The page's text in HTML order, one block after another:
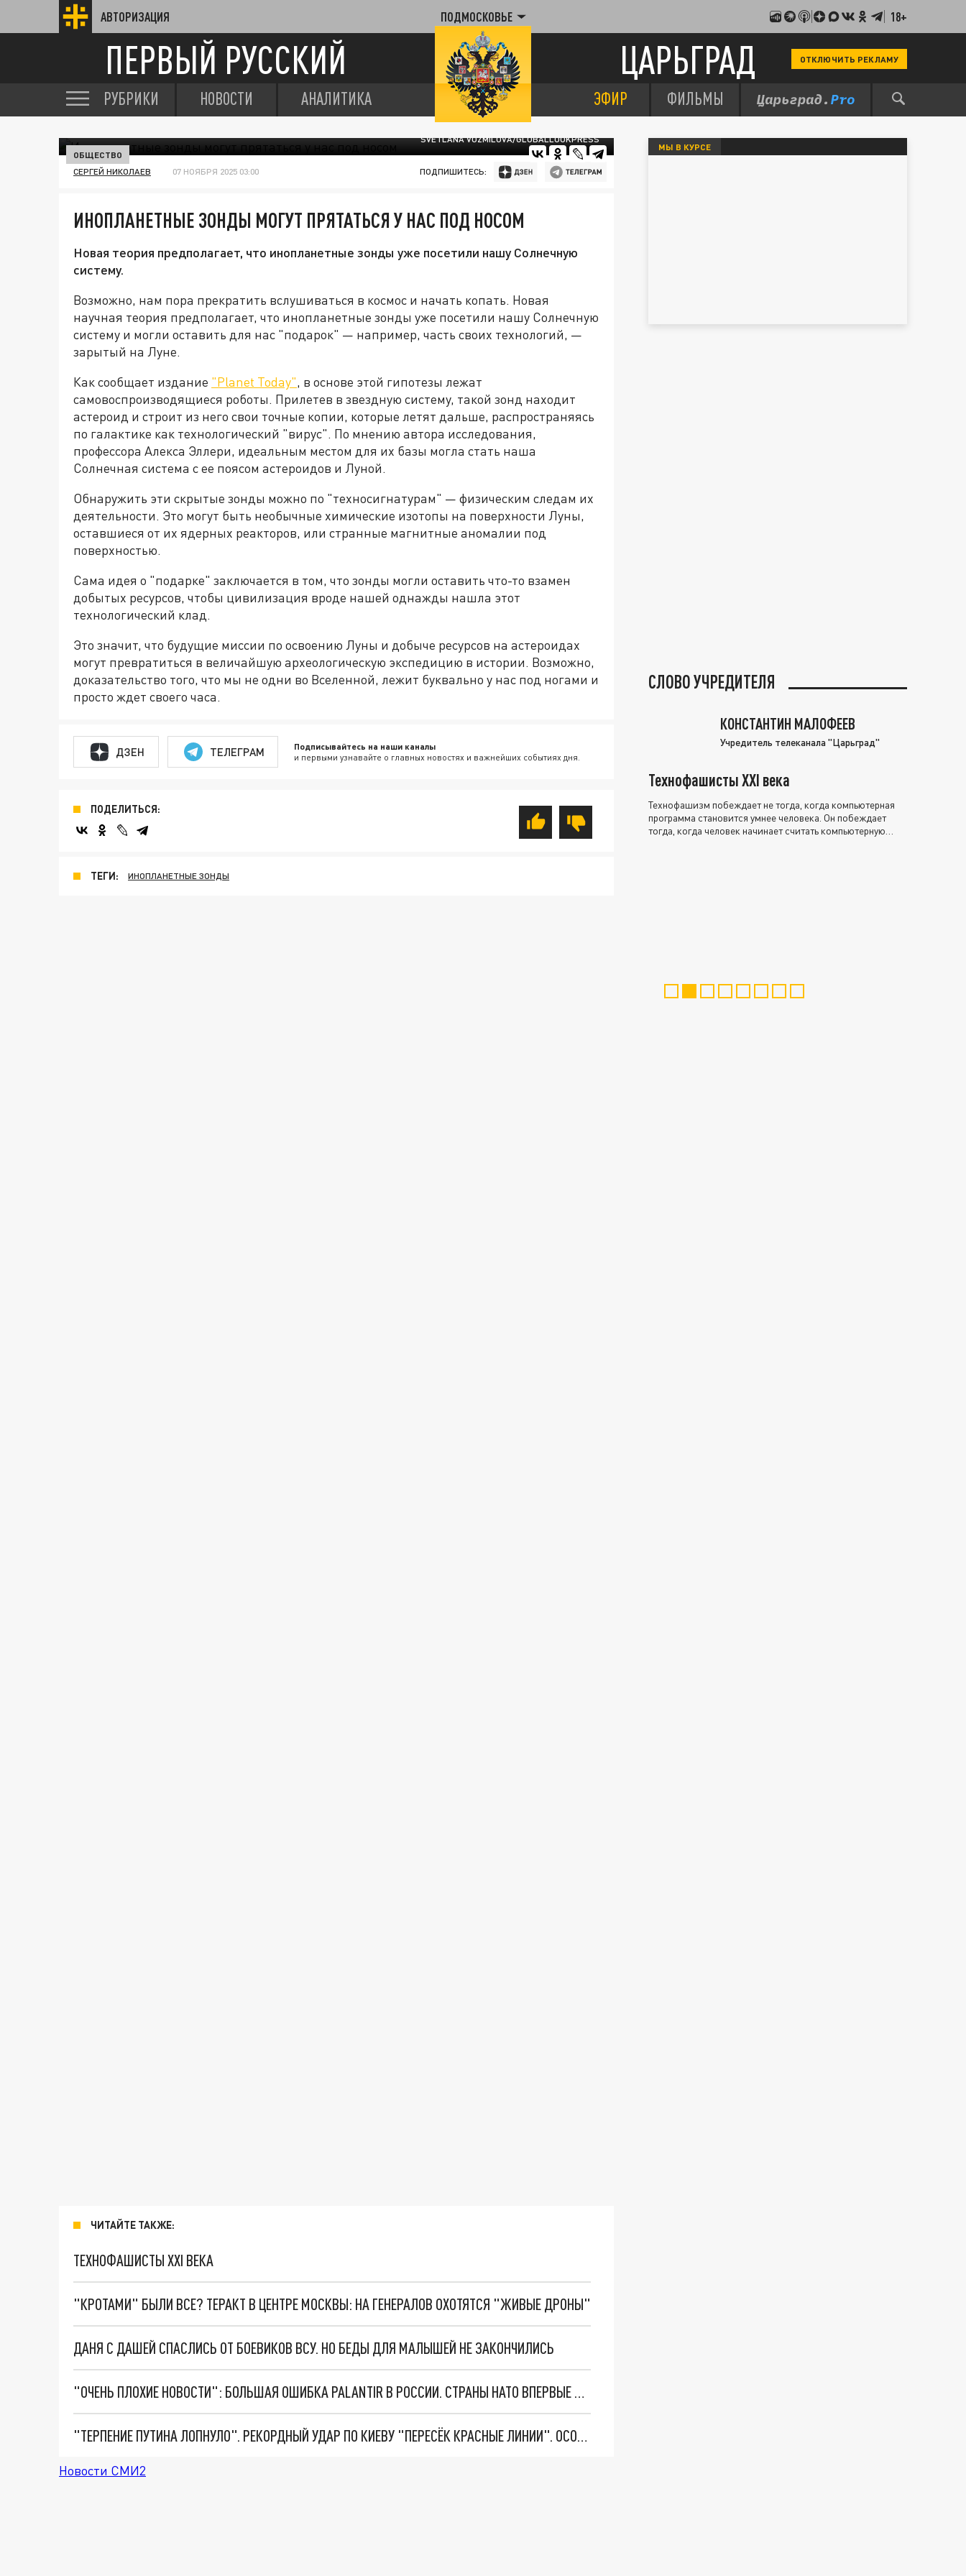
АВТОРИЗАЦИЯ ПОДМОСКОВЬЕ 18+
ПЕРВЫЙ РУССКИЙ ЦАРЬГРАД ОТКЛЮЧИТЬ РЕКЛАМУ
РУБРИКИ НОВОСТИ АНАЛИТИКА ЭФИР ФИЛЬМЫ
SVETLANA VOZMILOVA/GLOBALLOOKPRESS
ОБЩЕСТВО
СЕРГЕЙ НИКОЛАЕВ 07 НОЯБРЯ 2025 03:00 ПОДПИШИТЕСЬ:
ИНОПЛАНЕТНЫЕ ЗОНДЫ МОГУТ ПРЯТАТЬСЯ У НАС ПОД НОСОМ
Новая теория предполагает, что инопланетные зонды уже посетили нашу Солнечную
систему.
Возможно, нам пора прекратить вслушиваться в космос и начать копать. Новая
научная теория предполагает, что инопланетные зонды уже посетили нашу Солнечную
систему и могли оставить для нас "подарок" — например, часть своих технологий, —
зарытый на Луне.
Как сообщает издание "Planet Today", в основе этой гипотезы лежат
самовоспроизводящиеся роботы. Прилетев в звездную систему, такой зонд находит
астероид и строит из него свои точные копии, которые летят дальше, распространяясь
по галактике как технологический "вирус". По мнению автора исследования,
профессора Алекса Эллери, идеальным местом для их базы могла стать наша
Солнечная система с ее поясом астероидов и Луной.
Обнаружить эти скрытые зонды можно по "техносигнатурам" — физическим следам их
деятельности. Это могут быть необычные химические изотопы на поверхности Луны,
оставшиеся от их ядерных реакторов, или странные магнитные аномалии под
поверхностью.
Сама идея о "подарке" заключается в том, что зонды могли оставить что-то взамен
добытых ресурсов, чтобы цивилизация вроде нашей однажды нашла этот
технологический клад.
Это значит, что будущие миссии по освоению Луны и добыче ресурсов на астероидах
могут превратиться в величайшую археологическую экспедицию в истории. Возможно,
доказательство того, что мы не одни во Вселенной, лежит буквально у нас под ногами и
просто ждет своего часа.
ДЗЕН ТЕЛЕГРАМ Подписывайтесь на наши каналы
и первыми узнавайте о главных новостях и важнейших событиях дня.
ПОДЕЛИТЬСЯ:
ТЕГИ: ИНОПЛАНЕТНЫЕ ЗОНДЫ
ЧИТАЙТЕ ТАКЖЕ:
ТЕХНОФАШИСТЫ XXI ВЕКА
"КРОТАМИ" БЫЛИ ВСЕ? ТЕРАКТ В ЦЕНТРЕ МОСКВЫ: НА ГЕНЕРАЛОВ ОХОТЯТСЯ "ЖИВЫЕ ДРОНЫ"
ДАНЯ С ДАШЕЙ СПАСЛИСЬ ОТ БОЕВИКОВ ВСУ. НО БЕДЫ ДЛЯ МАЛЫШЕЙ НЕ ЗАКОНЧИЛИСЬ
"ОЧЕНЬ ПЛОХИЕ НОВОСТИ": БОЛЬШАЯ ОШИБКА PALANTIR В РОССИИ. СТРАНЫ НАТО ВПЕРВЫЕ ЗА СВО ОСТАНОВИЛИ ПОСТАВКИ ОРУЖИЯ. ВСУ ТЕРЯЮТ ПРИГРАНИЧЬЕ?
"ТЕРПЕНИЕ ПУТИНА ЛОПНУЛО". РЕКОРДНЫЙ УДАР ПО КИЕВУ "ПЕРЕСЁК КРАСНЫЕ ЛИНИИ". ОСОБЫЕ СПЕЦЫ КНДР НА ЛБС? ТАЙНЫЕ ПЕРЕГОВОРЫ ЕВРОПЫ И МОСКВЫ
Новости СМИ2
МЫ В КУРСЕ
СЛОВО УЧРЕДИТЕЛЯ
КОНСТАНТИН МАЛОФЕЕВ
Учредитель телеканала "Царьград"
Технофашисты XXI века
Технофашизм побеждает не тогда, когда компьютерная
программа становится умнее человека. Он побеждает
тогда, когда человек начинает считать компьютерную